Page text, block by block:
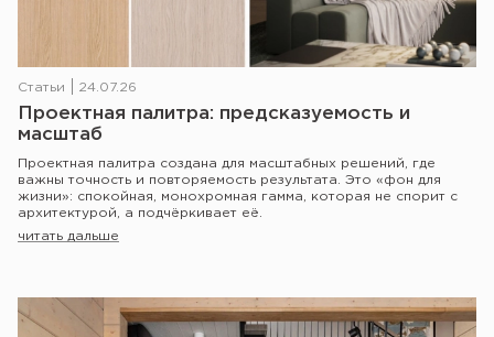
Статьи 24.07.26
Проектная палитра: предсказуемость и
масштаб
Проектная палитра создана для масштабных решений, где
важны точность и повторяемость результата. Это «фон для
жизни»: спокойная, монохромная гамма, которая не спорит с
архитектурой, а подчёркивает её.
читать дальше